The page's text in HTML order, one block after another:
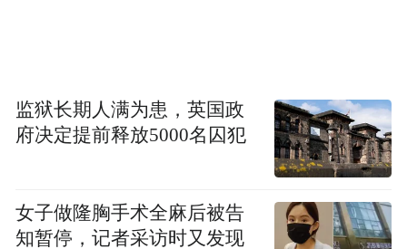
监狱长期人满为患，英国政
府决定提前释放5000名囚犯
女子做隆胸手术全麻后被告
知暂停，记者采访时又发现